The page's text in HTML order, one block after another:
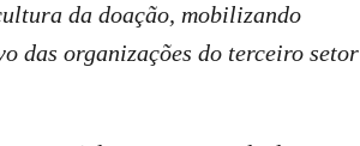
da doação, mobilizando
das organizações do terceiro setor